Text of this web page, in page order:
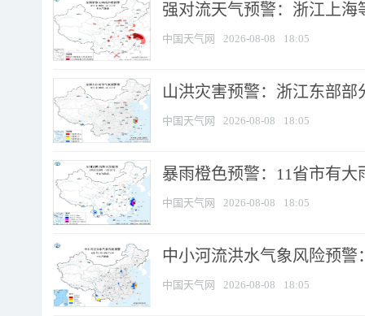
强对流天气预警：浙江上海
中国天气网 2026-08-08 18:05
山洪灾害预警：浙江东部
中国天气网 2026-08-08 18:05
暴雨橙色预警：11省市有
中国天气网 2026-08-08 18:05
中小河流洪水气象风险预
中国天气网 2026-08-08 18:05